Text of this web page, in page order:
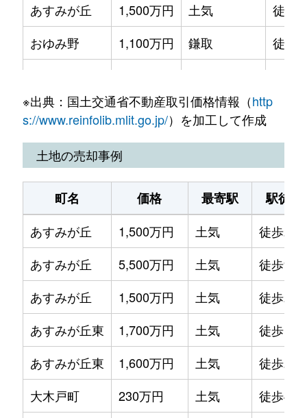
あすみが丘
1,500万円 土気
徒歩
おゆみ野
1,100万円 鎌取
徒歩
おゆみ野
2,100万円 鎌取
徒歩
おゆみ野
3,100万円 鎌取
徒歩
おゆみ野中央
1,900万円 学園前(千葉)
徒歩
おゆみ野南
2,700万円 おゆみ野
徒歩
おゆみ野南
1,500万円 おゆみ野
徒歩
おゆみ野南
2,800万円 おゆみ野
徒歩
おゆみ野南
2,700万円 鎌取
徒歩
おゆみ野南
2,500万円 鎌取
徒歩
高津戸町
1,700万円 土気
徒歩
※出典：国土交通省不動産取引価格情報（http
s://www.reinfolib.mlit.go.jp/）を加工して作成
土地の売却事例
町名 価格 最寄駅
駅徒歩
あすみが丘
1,500万円 土気
徒歩21
あすみが丘
5,500万円 土気
徒歩9分
あすみが丘
1,500万円 土気
徒歩21
あすみが丘東
1,700万円 土気
徒歩14
あすみが丘東
1,600万円 土気
徒歩20
大木戸町
230万円 土気
徒歩45